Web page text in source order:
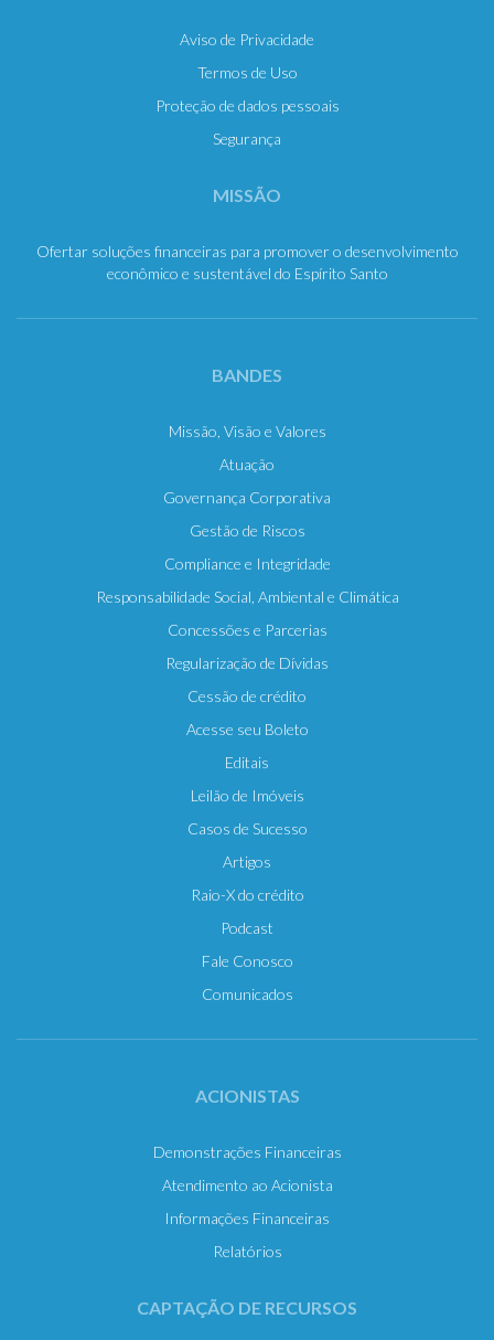
Aviso de Privacidade
Termos de Uso
Proteção de dados pessoais
Segurança
MISSÃO
Ofertar soluções financeiras para promover o desenvolvimento
econômico e sustentável do Espírito Santo
BANDES
Missão, Visão e Valores
Atuação
Governança Corporativa
Gestão de Riscos
Compliance e Integridade
Responsabilidade Social, Ambiental e Climática
Concessões e Parcerias
Regularização de Dívidas
Cessão de crédito
Acesse seu Boleto
Editais
Leilão de Imóveis
Casos de Sucesso
Artigos
Raio-X do crédito
Podcast
Fale Conosco
Comunicados
ACIONISTAS
Demonstrações Financeiras
Atendimento ao Acionista
Informações Financeiras
Relatórios
CAPTAÇÃO DE RECURSOS